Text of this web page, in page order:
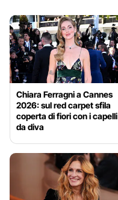
Chiara Ferragni a Cannes
2026: sul red carpet sfila
coperta di fiori con i capelli
da diva